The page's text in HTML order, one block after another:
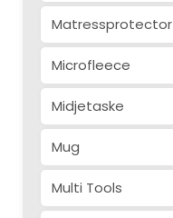
Matressprotector
Microfleece
Midjetaske
Mug
Multi Tools